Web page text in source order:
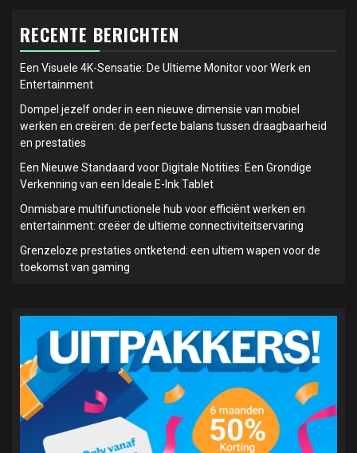
RECENTE BERICHTEN
Een Visuele 4K-Sensatie: De Ultieme Monitor voor Werk en
Entertainment
Dompel jezelf onder in een nieuwe dimensie van mobiel
werken en creëren: de perfecte balans tussen draagbaarheid
en prestaties
Een Nieuwe Standaard voor Digitale Notities: Een Grondige
Verkenning van een Ideale E-Ink Tablet
Onmisbare multifunctionele hub voor efficiënt werken en
entertainment: creëer de ultieme connectiviteitservaring
Grenzeloze prestaties ontketend: een ultiem wapen voor de
toekomst van gaming